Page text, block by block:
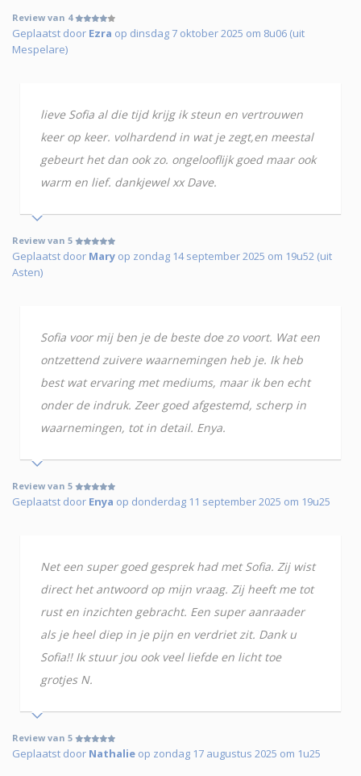
Review van 4
Geplaatst door Ezra op dinsdag 7 oktober 2025 om 8u06 (uit
Mespelare)
lieve Sofia al die tijd krijg ik steun en vertrouwen
keer op keer. volhardend in wat je zegt,en meestal
gebeurt het dan ook zo. ongelooflijk goed maar ook
warm en lief. dankjewel xx Dave.
Review van 5
Geplaatst door Mary op zondag 14 september 2025 om 19u52 (uit
Asten)
Sofia voor mij ben je de beste doe zo voort. Wat een
ontzettend zuivere waarnemingen heb je. Ik heb
best wat ervaring met mediums, maar ik ben echt
onder de indruk. Zeer goed afgestemd, scherp in
waarnemingen, tot in detail. Enya.
Review van 5
Geplaatst door Enya op donderdag 11 september 2025 om 19u25
Net een super goed gesprek had met Sofia. Zij wist
direct het antwoord op mijn vraag. Zij heeft me tot
rust en inzichten gebracht. Een super aanraader
als je heel diep in je pijn en verdriet zit. Dank u
Sofia!! Ik stuur jou ook veel liefde en licht toe
grotjes N.
Review van 5
Geplaatst door Nathalie op zondag 17 augustus 2025 om 1u25